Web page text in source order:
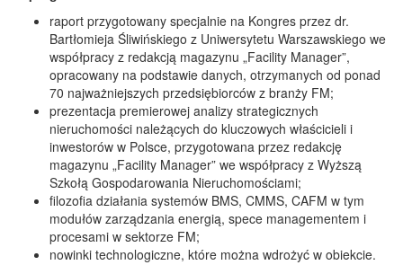
raport przygotowany specjalnie na Kongres przez dr.
Bartłomieja Śliwińskiego z Uniwersytetu Warszawskiego we
współpracy z redakcją magazynu „Facility Manager”,
opracowany na podstawie danych, otrzymanych od ponad
70 najważniejszych przedsiębiorców z branży FM;
prezentacja premierowej analizy strategicznych
nieruchomości należących do kluczowych właścicieli i
inwestorów w Polsce, przygotowana przez redakcję
magazynu „Facility Manager” we współpracy z Wyższą
Szkołą Gospodarowania Nieruchomościami;
filozofia działania systemów BMS, CMMS, CAFM w tym
modułów zarządzania energią, spece managementem i
procesami w sektorze FM;
nowinki technologiczne, które można wdrożyć w obiekcie.